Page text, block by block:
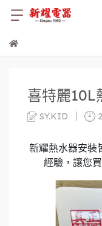
喜特麗10L
SY.KID
新耀熱水器安裝
經驗，讓您